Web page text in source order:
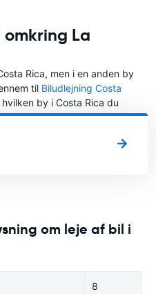
La
Rica, men i en anden by
til Biludlejning Costa
by i Costa Rica du
om leje af bil i
8